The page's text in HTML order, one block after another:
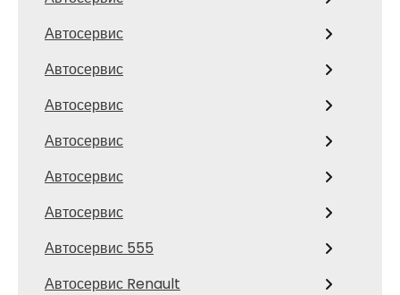
Автосервис
Автосервис
Автосервис
Автосервис
Автосервис
Автосервис
Автосервис 555
Автосервис Renault